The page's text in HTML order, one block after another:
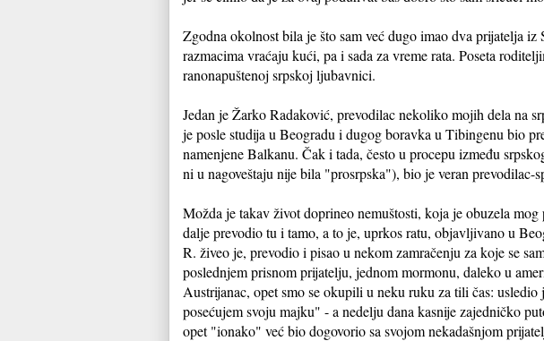
Zgodna okolnost bila je što sam već dugo imao dva prijatelja
razmacima vraćaju kući, pa i sada za vreme rata. Poseta
ranonapuštenoj srpskoj ljubavnici.
Jedan je Žarko Radaković, prevodilac nekoliko mojih dela na
je posle studija u Beogradu i dugog boravka u Tibingenu bio
namenjene Balkanu. Čak i tada, često u procepu između
ni u nagoveštaju nije bila "prosrpska"), bio je veran prevodilac-
Možda je takav život doprineo nemuštosti, koja je obuzela
dalje prevodio tu i tamo, a to je, uprkos ratu, objavljivano u
R. živeo je, prevodio i pisao u nekom zamračenju za koje se
poslednjem prisnom prijatelju, jednom mormonu, daleko u
Austrijanac, opet smo se okupili u neku ruku za tili čas:
posećujem svoju majku" - a nedelju dana kasnije zajedničko
opet "ionako" već bio dogovorio sa svojom nekadašnjom